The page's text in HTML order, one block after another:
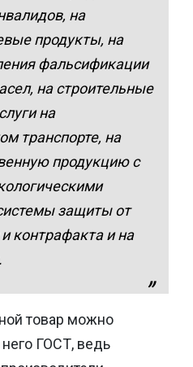
на
продукты, на
фальсификации
на строительные
на
транспорте, на
продукцию с
защиты от
контрафакта и на
товар можно
него ГОСТ, ведь